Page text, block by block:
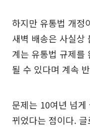
하지만 유통법 개정
새벽 배송은 사실상
계는 유통법 규제를
될 수 있다며 계속
문제는 10여년 넘
뀌었다는 점이다.